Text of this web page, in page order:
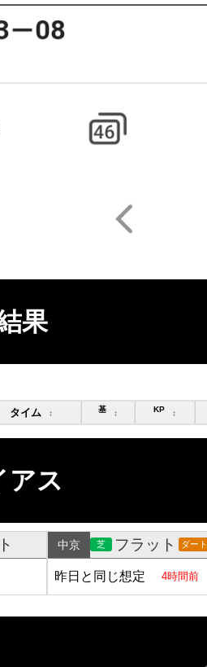
果
タイム ↕ 基 ↕ KP ↕
アス
中京 芝 フラット ダート
昨日と同じ想定 4時間前